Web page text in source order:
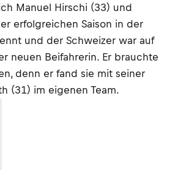
Manuel Hirschi (33) und
erfolgreichen Saison in der
und der Schweizer war auf
neuen Beifahrerin. Er brauchte
denn er fand sie mit seiner
(31) im eigenen Team.